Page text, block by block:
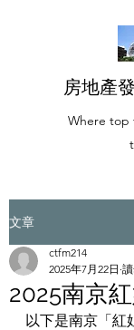
房地產
Where top
文章
2025南京
ctfm214
2025年7月22日
以下是南京「紅